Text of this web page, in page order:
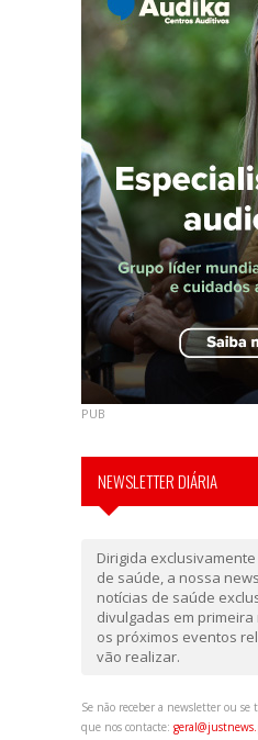
PUB
NEWSLETTER DIÁRIA
Dirigida
de saúde, a nossa
notícias de saúde
divulgadas em primeira
os próximos eventos
vão realizar.
Se não receber a newsletter ou se
que nos contacte: